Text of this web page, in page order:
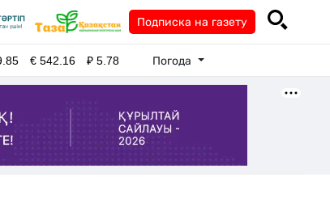
Подписка на газету
€542.16 ₽5.78 Погода